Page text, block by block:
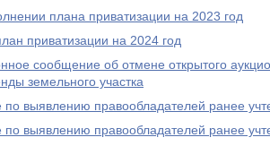
плана приватизации на 2023 год
приватизации на 2024 год
сообщение об отмене открытого
земельного участка
выявлению правообладателей ранее
выявлению правообладателей ранее